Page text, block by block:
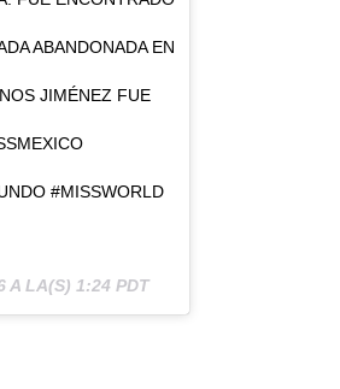
ABANDONADA EN
JIMÉNEZ FUE
#MISSWORLD
A LA(S) 1:24 PDT